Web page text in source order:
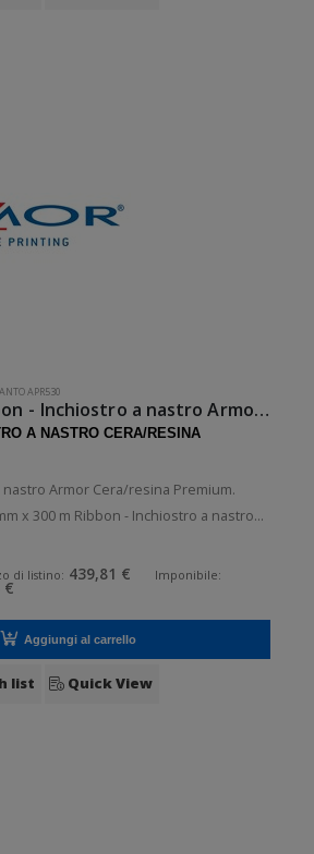
APR530
T64199IO - Ribbon - Inchiostro a nastro Armor Marrone
A NASTRO CERA/RESINA
Armor Cera/resina Premium.
Inchiostro a nastro
per confezione. .Ribbon -
resina premium. Diametro interno:
di listino: 439,81 € Imponibile:
€
Aggiungi al carrello
list Quick View